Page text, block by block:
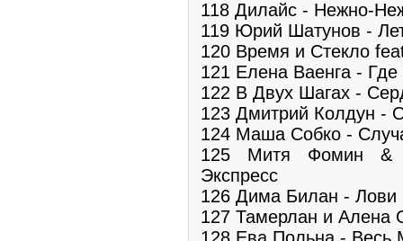
118 Дилайс - Нежно-
119 Юрий Шатунов -
120 Время и Стекло
121 Елена Ваенга -
122 В Двух Шагах -
123 Дмитрий Колдун -
124 Маша Собко -
125 Митя Фомин &
Экспресс
126 Дима Билан -
127 Тамерлан и Алена